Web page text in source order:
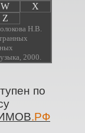
W
X
Z
Н.В.
2000.
по
.РФ